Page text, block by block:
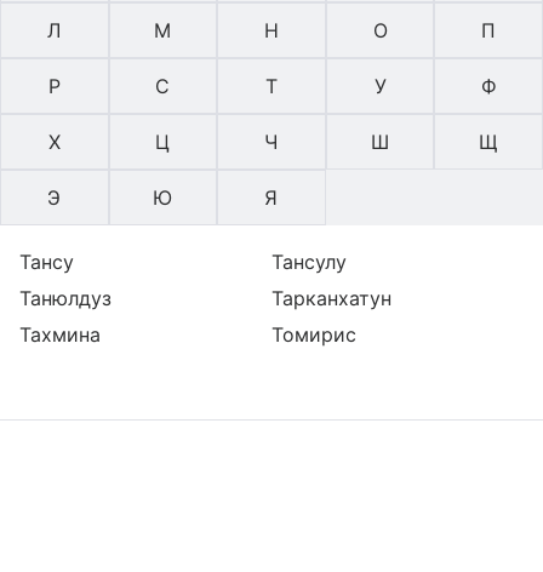
Л М Н О П
Р С Т У Ф
Х Ц Ч Ш Щ
Э Ю Я
Тансу
Тансулу
Танюлдуз
Тарканхатун
Тахмина
Томирис